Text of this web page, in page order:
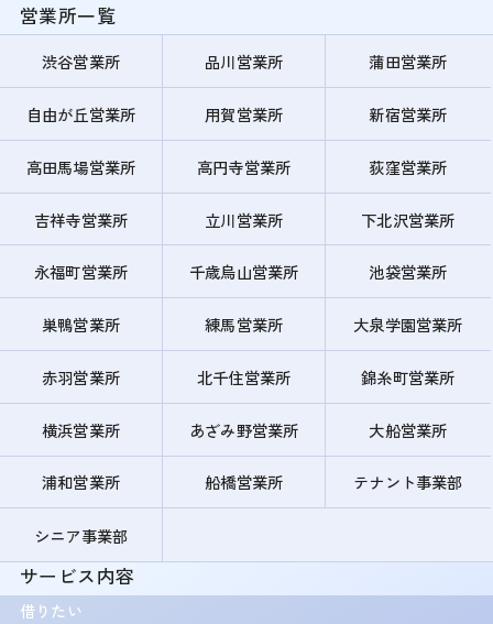
営業所一覧
渋谷営業所 品川営業所 蒲田営業所
自由が丘営業所 用賀営業所 新宿営業所
高田馬場営業所 高円寺営業所 荻窪営業所
吉祥寺営業所 立川営業所 下北沢営業所
永福町営業所 千歳烏山営業所 池袋営業所
巣鴨営業所 練馬営業所 大泉学園営業所
赤羽営業所 北千住営業所 錦糸町営業所
横浜営業所 あざみ野営業所 大船営業所
浦和営業所 船橋営業所 テナント事業部
シニア事業部
サービス内容
借りたい